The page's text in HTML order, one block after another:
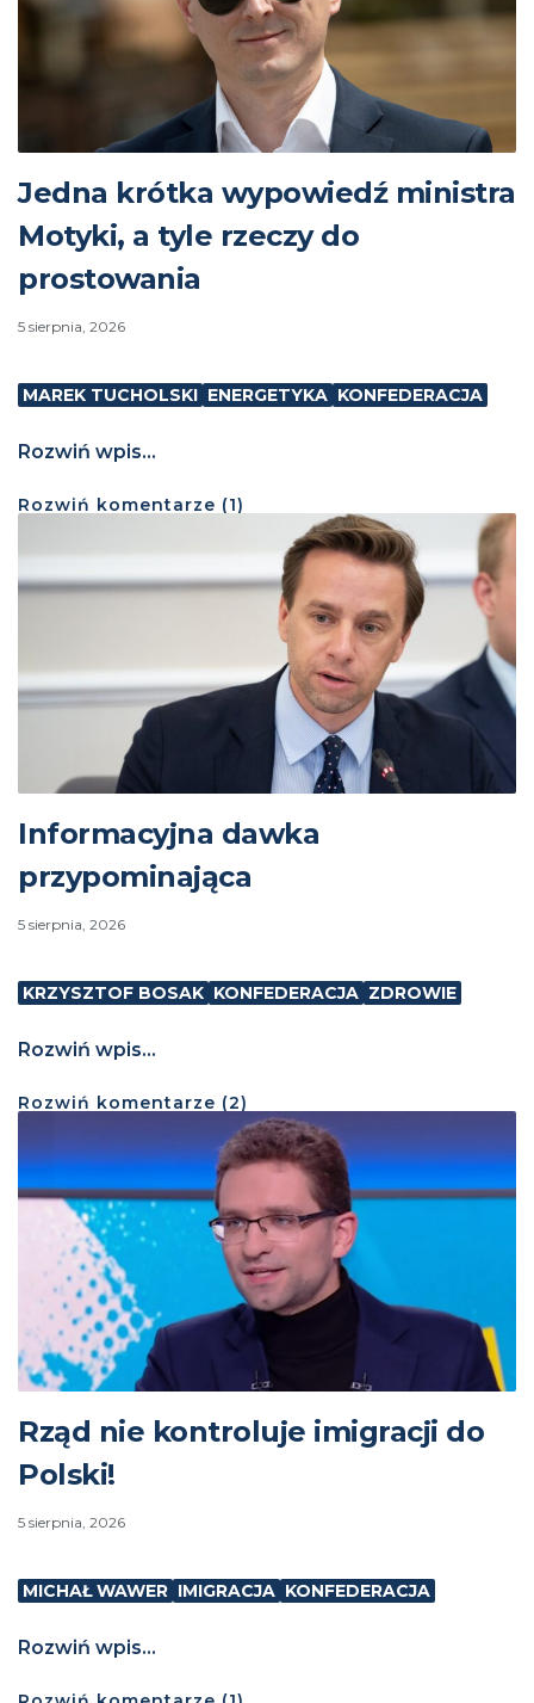
Jedna krótka wypowiedź ministra
Motyki, a tyle rzeczy do
prostowania
5 sierpnia, 2026
MAREK TUCHOLSKI ENERGETYKA KONFEDERACJA
Rozwiń wpis...
Rozwiń komentarze (1)
Informacyjna dawka
przypominająca
5 sierpnia, 2026
KRZYSZTOF BOSAK KONFEDERACJA ZDROWIE
Rozwiń wpis...
Rozwiń komentarze (2)
Rząd nie kontroluje imigracji do
Polski!
5 sierpnia, 2026
MICHAŁ WAWER IMIGRACJA KONFEDERACJA
Rozwiń wpis...